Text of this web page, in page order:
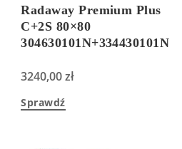
Radaway Premium Plus
C+2S 80×80
304630101N+334430101N
3240,00zł
Sprawdź